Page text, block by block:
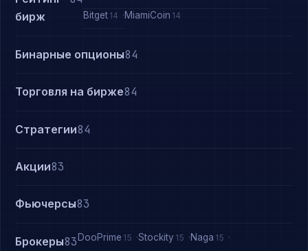
бирж
Bitget 14 MiamiCoin 14
Бинарные опционы84
Торговля на бирже84
Стратегии84
Акции83
Фьючерсы83
Брокеры83 DooPrime 15 Stockity 15 Naga 15